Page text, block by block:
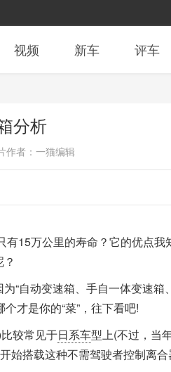
视频 新车 评车
分析
作者：一猫编辑
15万公里的寿命？它的优点
“自动变速箱、手自一体变速箱
才是你的“菜”，往下看吧!
较常见于日系车型上(不过，当
始搭载这种不需驾驶者控制离合